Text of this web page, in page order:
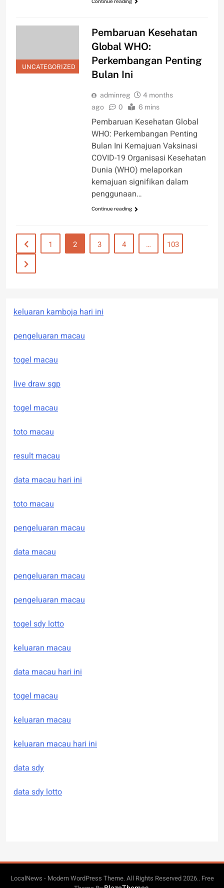
UNCATEGORIZED
Pembaruan Kesehatan
Global WHO:
Perkembangan Penting
Bulan Ini
adminreg
4 months
ago
0 6 mins
Pembaruan Kesehatan Global
WHO: Perkembangan Penting
Bulan Ini Kemajuan Vaksinasi
COVID-19 Organisasi Kesehatan
Dunia (WHO) melaporkan
kemajuan signifikan dalam
penggunaan…
Continue reading
1 2 3 4 … 103
keluaran kamboja hari ini
pengeluaran macau
togel macau
live draw sgp
togel macau
toto macau
result macau
data macau hari ini
toto macau
pengeluaran macau
data macau
pengeluaran macau
pengeluaran macau
togel sdy lotto
keluaran macau
data macau hari ini
togel macau
keluaran macau
keluaran macau hari ini
data sdy
data sdy lotto
LocalNews - Modern WordPress Theme. All Rights Reserved 2026.. Free